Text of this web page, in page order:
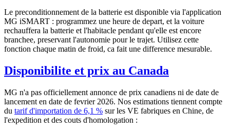
Le preconditionnement de la batterie est disponible via l'application
MG iSMART : programmez une heure de depart, et la voiture
rechauffera la batterie et l'habitacle pendant qu'elle est encore
branchee, preservant l'autonomie pour le trajet. Utilisez cette
fonction chaque matin de froid, ca fait une difference mesurable.
Disponibilite et prix au Canada
MG n'a pas officiellement annonce de prix canadiens ni de date de
lancement en date de fevrier 2026. Nos estimations tiennent compte
du tarif d'importation de 6,1 % sur les VE fabriques en Chine, de
l'expedition et des couts d'homologation :